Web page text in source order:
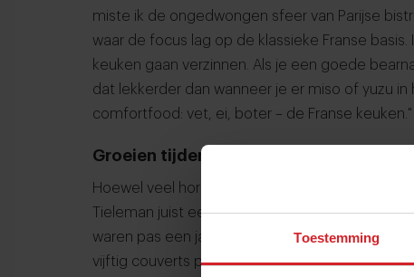
Toestemming
miste ik de ongedwongen sfeer van Parijse
waar de focus lag op de klassieke Franse
keuken gaan verzinnen. Als je een goede
dat lekkerder dan wanneer je er miso of yuzu
comfortfood: vet, ei, boter – de Franse keuken."
Groeien tijdens een pandemie
Hoewel veel horecaondernemers met pijn
Tieleman juist een tijd waarin ze veel ruimte
waren pas een jaar open met Louise Petit
vijftig couverts per avond. Maar door de